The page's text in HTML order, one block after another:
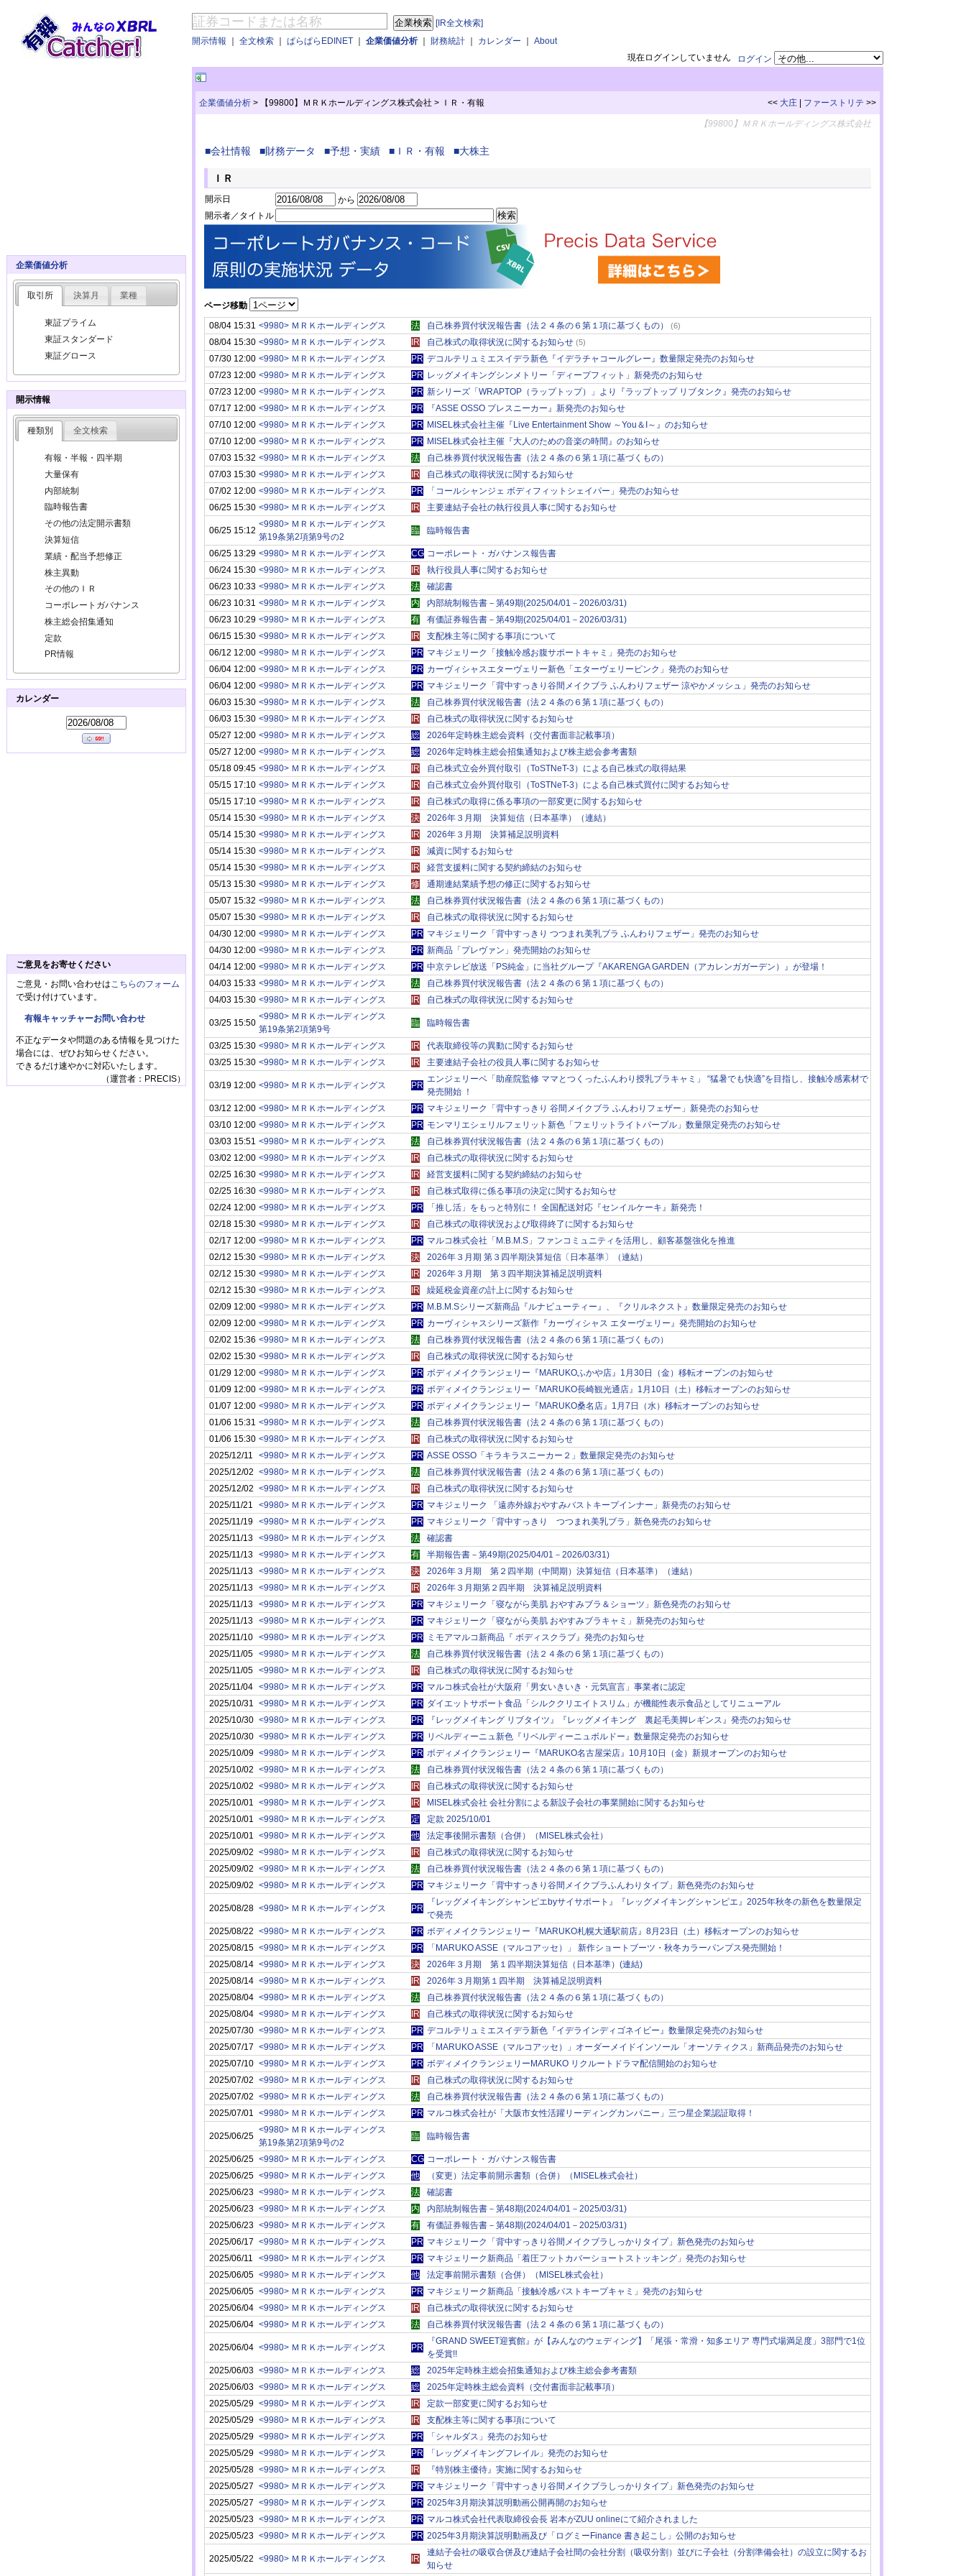
[IR全文検索]
開示情報 ｜ 全文検索 ｜ ぱらぱらEDINET ｜ 企業価値分析 ｜ 財務統計 ｜ カレンダー ｜ About
ログイン
現在ログインしていません
企業価値分析 > 【99800】ＭＲＫホールディングス株式会社 > ＩＲ・有報 << 大庄 ファーストリテ >>
【99800】ＭＲＫホールディングス株式会社
■会社情報 ■財務データ ■予想・実績 ■ＩＲ・有報 ■大株主
ＩＲ
開示日
から
開示者／タイトル
ページ移動
08/04 15:31 <9980> ＭＲＫホールディングス 法 自己株券買付状況報告書（法２４条の６第１項に基づくもの） (6)
08/04 15:30 <9980> ＭＲＫホールディングス IR 自己株式の取得状況に関するお知らせ (5)
07/30 12:00 <9980> ＭＲＫホールディングス PR デコルテリュミエスイデラ新色『イデラチャコールグレー』数量限定発売のお知らせ
07/23 12:00 <9980> ＭＲＫホールディングス PR レッグメイキングシンメトリー「ディープフィット」新発売のお知らせ
07/23 12:00 <9980> ＭＲＫホールディングス PR 新シリーズ「WRAPTOP（ラップトップ）」より『ラップトップ リブタンク』発売のお知らせ
07/17 12:00 <9980> ＭＲＫホールディングス PR
『ASSE OSSO プレスニーカー』新発売のお知らせ
07/10 12:00 <9980> ＭＲＫホールディングス PR MISEL株式会社主催『Live Entertainment Show ～You＆I～』のお知らせ
07/10 12:00 <9980> ＭＲＫホールディングス PR MISEL株式会社主催『大人のための音楽の時間』のお知らせ
07/03 15:32 <9980> ＭＲＫホールディングス 法
自己株券買付状況報告書（法２４条の６第１項に基づくもの）
07/03 15:30 <9980> ＭＲＫホールディングス IR
自己株式の取得状況に関するお知らせ
07/02 12:00 <9980> ＭＲＫホールディングス PR
「コールシャンジェ ボディフィットシェイパー」発売のお知らせ
06/25 15:30 <9980> ＭＲＫホールディングス IR 主要連結子会社の執行役員人事に関するお知らせ
06/25 15:12
<9980> ＭＲＫホールディングス
第19条第2項第9号の2
臨 臨時報告書
06/25 13:29 <9980> ＭＲＫホールディングス CG コーポレート・ガバナンス報告書
06/24 15:30 <9980> ＭＲＫホールディングス IR
執行役員人事に関するお知らせ
06/23 10:33 <9980> ＭＲＫホールディングス 法
確認書
06/23 10:31 <9980> ＭＲＫホールディングス 内
内部統制報告書－第49期(2025/04/01－2026/03/31)
06/23 10:29 <9980> ＭＲＫホールディングス 有
有価証券報告書－第49期(2025/04/01－2026/03/31)
06/15 15:30 <9980> ＭＲＫホールディングス IR
支配株主等に関する事項について
06/12 12:00 <9980> ＭＲＫホールディングス PR マキジェリーク「接触冷感お腹サポートキャミ」発売のお知らせ
06/04 12:00 <9980> ＭＲＫホールディングス PR カーヴィシャスエターヴェリー新色「エターヴェリーピンク」発売のお知らせ
06/04 12:00 <9980> ＭＲＫホールディングス PR マキジェリーク「背中すっきり谷間メイクブラ ふんわりフェザー 涼やかメッシュ」発売のお知らせ
06/03 15:30 <9980> ＭＲＫホールディングス 法
自己株券買付状況報告書（法２４条の６第１項に基づくもの）
06/03 15:30 <9980> ＭＲＫホールディングス IR
自己株式の取得状況に関するお知らせ
05/27 12:00 <9980> ＭＲＫホールディングス 総
2026年定時株主総会資料（交付書面非記載事項）
05/27 12:00 <9980> ＭＲＫホールディングス 総
2026年定時株主総会招集通知および株主総会参考書類
05/18 09:45 <9980> ＭＲＫホールディングス IR
自己株式立会外買付取引（ToSTNeT-3）による自己株式の取得結果
05/15 17:10 <9980> ＭＲＫホールディングス IR
自己株式立会外買付取引（ToSTNeT-3）による自己株式買付に関するお知らせ
05/15 17:10 <9980> ＭＲＫホールディングス IR
自己株式の取得に係る事項の一部変更に関するお知らせ
05/14 15:30 <9980> ＭＲＫホールディングス 決
2026年３月期 決算短信（日本基準）（連結）
05/14 15:30 <9980> ＭＲＫホールディングス IR
2026年３月期 決算補足説明資料
05/14 15:30 <9980> ＭＲＫホールディングス IR
減資に関するお知らせ
05/14 15:30 <9980> ＭＲＫホールディングス IR
経営支援料に関する契約締結のお知らせ
05/13 15:30 <9980> ＭＲＫホールディングス 修
通期連結業績予想の修正に関するお知らせ
05/07 15:32 <9980> ＭＲＫホールディングス 法
自己株券買付状況報告書（法２４条の６第１項に基づくもの）
05/07 15:30 <9980> ＭＲＫホールディングス IR
自己株式の取得状況に関するお知らせ
04/30 12:00 <9980> ＭＲＫホールディングス PR マキジェリーク「背中すっきり つつまれ美乳ブラ ふんわりフェザー」発売のお知らせ
04/30 12:00 <9980> ＭＲＫホールディングス PR 新商品「プレヴァン」発売開始のお知らせ
04/14 12:00 <9980> ＭＲＫホールディングス PR 中京テレビ放送「PS純金」に当社グループ『AKARENGA GARDEN（アカレンガガーデン）』が登場！
04/03 15:33 <9980> ＭＲＫホールディングス 法
自己株券買付状況報告書（法２４条の６第１項に基づくもの）
04/03 15:30 <9980> ＭＲＫホールディングス IR 自己株式の取得状況に関するお知らせ
03/25 15:50
<9980> ＭＲＫホールディングス
第19条第2項第9号
臨 臨時報告書
03/25 15:30 <9980> ＭＲＫホールディングス IR
代表取締役等の異動に関するお知らせ
03/25 15:30 <9980> ＭＲＫホールディングス IR 主要連結子会社の役員人事に関するお知らせ
03/19 12:00 <9980> ＭＲＫホールディングス PR
エンジェリーベ「助産院監修 ママとつくったふんわり授乳ブラキャミ」 “猛暑でも快適”を目指し、接触冷感素材で
発売開始 ！
03/12 12:00 <9980> ＭＲＫホールディングス PR マキジェリーク「背中すっきり 谷間メイクブラ ふんわりフェザー」新発売のお知らせ
03/10 12:00 <9980> ＭＲＫホールディングス PR モンマリエシェリルフェリット新色「フェリットライトパープル」数量限定発売のお知らせ
03/03 15:51 <9980> ＭＲＫホールディングス 法
自己株券買付状況報告書（法２４条の６第１項に基づくもの）
03/02 12:00 <9980> ＭＲＫホールディングス IR
自己株式の取得状況に関するお知らせ
02/25 16:30 <9980> ＭＲＫホールディングス IR
経営支援料に関する契約締結のお知らせ
02/25 16:30 <9980> ＭＲＫホールディングス IR
自己株式取得に係る事項の決定に関するお知らせ
02/24 12:00 <9980> ＭＲＫホールディングス PR
「推し活」をもっと特別に！ 全国配送対応『センイルケーキ』新発売！
02/18 15:30 <9980> ＭＲＫホールディングス IR
自己株式の取得状況および取得終了に関するお知らせ
02/17 12:00 <9980> ＭＲＫホールディングス PR マルコ株式会社「M.B.M.S」ファンコミュニティを活用し、顧客基盤強化を推進
02/12 15:30 <9980> ＭＲＫホールディングス 決
2026年３月期 第３四半期決算短信〔日本基準〕（連結）
02/12 15:30 <9980> ＭＲＫホールディングス IR
2026年３月期 第３四半期決算補足説明資料
02/12 15:30 <9980> ＭＲＫホールディングス IR
繰延税金資産の計上に関するお知らせ
02/09 12:00 <9980> ＭＲＫホールディングス PR M.B.M.Sシリーズ新商品『ルナビューティー』、『クリルネクスト』数量限定発売のお知らせ
02/09 12:00 <9980> ＭＲＫホールディングス PR カーヴィシャスシリーズ新作『カーヴィシャス エターヴェリー』発売開始のお知らせ
02/02 15:36 <9980> ＭＲＫホールディングス 法
自己株券買付状況報告書（法２４条の６第１項に基づくもの）
02/02 15:30 <9980> ＭＲＫホールディングス IR
自己株式の取得状況に関するお知らせ
01/29 12:00 <9980> ＭＲＫホールディングス PR ボディメイクランジェリー『MARUKOふかや店』1月30日（金）移転オープンのお知らせ
01/09 12:00 <9980> ＭＲＫホールディングス PR ボディメイクランジェリー『MARUKO長崎観光通店』1月10日（土）移転オープンのお知らせ
01/07 12:00 <9980> ＭＲＫホールディングス PR ボディメイクランジェリー『MARUKO桑名店』1月7日（水）移転オープンのお知らせ
01/06 15:31 <9980> ＭＲＫホールディングス 法
自己株券買付状況報告書（法２４条の６第１項に基づくもの）
01/06 15:30 <9980> ＭＲＫホールディングス IR
自己株式の取得状況に関するお知らせ
2025/12/11
<9980> ＭＲＫホールディングス PR ASSE OSSO「キラキラスニーカー２」数量限定発売のお知らせ
2025/12/02 <9980> ＭＲＫホールディングス 法
自己株券買付状況報告書（法２４条の６第１項に基づくもの）
2025/12/02 <9980> ＭＲＫホールディングス IR
自己株式の取得状況に関するお知らせ
2025/11/21
<9980> ＭＲＫホールディングス PR マキジェリーク 「遠赤外線おやすみバストキープインナー」新発売のお知らせ
2025/11/19 <9980> ＭＲＫホールディングス PR マキジェリーク「背中すっきり つつまれ美乳ブラ」新色発売のお知らせ
2025/11/13 <9980> ＭＲＫホールディングス 法
確認書
2025/11/13 <9980> ＭＲＫホールディングス 有
半期報告書－第49期(2025/04/01－2026/03/31)
2025/11/13 <9980> ＭＲＫホールディングス 決
2026年３月期 第２四半期（中間期）決算短信（日本基準）（連結）
2025/11/13 <9980> ＭＲＫホールディングス IR
2026年３月期第２四半期 決算補足説明資料
2025/11/13 <9980> ＭＲＫホールディングス PR マキジェリーク「寝ながら美肌 おやすみブラ＆ショーツ」新色発売のお知らせ
2025/11/13 <9980> ＭＲＫホールディングス PR マキジェリーク「寝ながら美肌 おやすみブラキャミ」新発売のお知らせ
2025/11/10 <9980> ＭＲＫホールディングス PR
ミモアマルコ新商品『 ボディスクラブ』発売のお知らせ
2025/11/05 <9980> ＭＲＫホールディングス 法
自己株券買付状況報告書（法２４条の６第１項に基づくもの）
2025/11/05 <9980> ＭＲＫホールディングス IR
自己株式の取得状況に関するお知らせ
2025/11/04 <9980> ＭＲＫホールディングス PR マルコ株式会社が大阪府「男女いきいき・元気宣言」事業者に認定
2025/10/31
<9980> ＭＲＫホールディングス PR ダイエットサポート食品「シルククリエイトスリム」が機能性表示食品としてリニューアル
2025/10/30 <9980> ＭＲＫホールディングス PR
『レッグメイキング リブタイツ』『レッグメイキング 裏起毛美脚レギンス』発売のお知らせ
2025/10/30 <9980> ＭＲＫホールディングス PR リベルディーニュ新色『リベルディーニュボルドー』数量限定発売のお知らせ
2025/10/09 <9980> ＭＲＫホールディングス PR ボディメイクランジェリー『MARUKO名古屋栄店』10月10日（金）新規オープンのお知らせ
2025/10/02 <9980> ＭＲＫホールディングス 法
自己株券買付状況報告書（法２４条の６第１項に基づくもの）
2025/10/02 <9980> ＭＲＫホールディングス IR
自己株式の取得状況に関するお知らせ
2025/10/01
<9980> ＭＲＫホールディングス IR
MISEL株式会社 会社分割による新設子会社の事業開始に関するお知らせ
2025/10/01
<9980> ＭＲＫホールディングス 定
定款 2025/10/01
2025/10/01
<9980> ＭＲＫホールディングス 他
法定事後開示書類（合併）（MISEL株式会社）
2025/09/02 <9980> ＭＲＫホールディングス IR
自己株式の取得状況に関するお知らせ
2025/09/02 <9980> ＭＲＫホールディングス 法
自己株券買付状況報告書（法２４条の６第１項に基づくもの）
2025/09/02 <9980> ＭＲＫホールディングス PR マキジェリーク「背中すっきり谷間メイクブラふんわりタイプ」新色発売のお知らせ
2025/08/28 <9980> ＭＲＫホールディングス PR
『レッグメイキングシャンピエbyサイサポート』『レッグメイキングシャンピエ』2025年秋冬の新色を数量限定
で発売
2025/08/22 <9980> ＭＲＫホールディングス PR ボディメイクランジェリー『MARUKO札幌大通駅前店』8月23日（土）移転オープンのお知らせ
2025/08/15 <9980> ＭＲＫホールディングス PR
「MARUKO ASSE（マルコアッセ）」 新作ショートブーツ・秋冬カラーパンプス発売開始！
2025/08/14 <9980> ＭＲＫホールディングス 決
2026年３月期 第１四半期決算短信（日本基準）(連結)
2025/08/14 <9980> ＭＲＫホールディングス IR
2026年３月期第１四半期 決算補足説明資料
2025/08/04 <9980> ＭＲＫホールディングス 法
自己株券買付状況報告書（法２４条の６第１項に基づくもの）
2025/08/04 <9980> ＭＲＫホールディングス IR
自己株式の取得状況に関するお知らせ
2025/07/30 <9980> ＭＲＫホールディングス PR デコルテリュミエスイデラ新色『イデラインディゴネイビー』数量限定発売のお知らせ
2025/07/17 <9980> ＭＲＫホールディングス PR
「MARUKO ASSE（マルコアッセ）」オーダーメイドインソール「オーソティクス」新商品発売のお知らせ
2025/07/10 <9980> ＭＲＫホールディングス PR ボディメイクランジェリーMARUKO リクルートドラマ配信開始のお知らせ
2025/07/02 <9980> ＭＲＫホールディングス IR
自己株式の取得状況に関するお知らせ
2025/07/02 <9980> ＭＲＫホールディングス 法
自己株券買付状況報告書（法２４条の６第１項に基づくもの）
2025/07/01
<9980> ＭＲＫホールディングス PR マルコ株式会社が「大阪市女性活躍リーディングカンパニー」三つ星企業認証取得！
2025/06/25
<9980> ＭＲＫホールディングス
第19条第2項第9号の2
臨 臨時報告書
2025/06/25 <9980> ＭＲＫホールディングス CG コーポレート・ガバナンス報告書
2025/06/25 <9980> ＭＲＫホールディングス 他
（変更）法定事前開示書類（合併）（MISEL株式会社）
2025/06/23 <9980> ＭＲＫホールディングス 法
確認書
2025/06/23 <9980> ＭＲＫホールディングス 内
内部統制報告書－第48期(2024/04/01－2025/03/31)
2025/06/23 <9980> ＭＲＫホールディングス 有
有価証券報告書－第48期(2024/04/01－2025/03/31)
2025/06/17 <9980> ＭＲＫホールディングス PR マキジェリーク「背中すっきり谷間メイクブラしっかりタイプ」新色発売のお知らせ
2025/06/11
<9980> ＭＲＫホールディングス PR マキジェリーク新商品「着圧フットカバーショートストッキング」発売のお知らせ
2025/06/05 <9980> ＭＲＫホールディングス 他
法定事前開示書類（合併）（MISEL株式会社）
2025/06/05 <9980> ＭＲＫホールディングス PR マキジェリーク新商品「接触冷感バストキープキャミ」発売のお知らせ
2025/06/04 <9980> ＭＲＫホールディングス IR
自己株式の取得状況に関するお知らせ
2025/06/04 <9980> ＭＲＫホールディングス 法 自己株券買付状況報告書（法２４条の６第１項に基づくもの）
2025/06/04 <9980> ＭＲＫホールディングス PR
『GRAND SWEET迎賓館』が【みんなのウェディング】「尾張・常滑・知多エリア 専門式場満足度」3部門で1位
を受賞!!
2025/06/03 <9980> ＭＲＫホールディングス 総
2025年定時株主総会招集通知および株主総会参考書類
2025/06/03 <9980> ＭＲＫホールディングス 総
2025年定時株主総会資料（交付書面非記載事項）
2025/05/29 <9980> ＭＲＫホールディングス IR
定款一部変更に関するお知らせ
2025/05/29 <9980> ＭＲＫホールディングス IR
支配株主等に関する事項について
2025/05/29 <9980> ＭＲＫホールディングス PR
「シャルダス」発売のお知らせ
2025/05/29 <9980> ＭＲＫホールディングス PR
「レッグメイキングフレイル」発売のお知らせ
2025/05/28 <9980> ＭＲＫホールディングス IR
『特別株主優待』実施に関するお知らせ
2025/05/27 <9980> ＭＲＫホールディングス PR マキジェリーク「背中すっきり谷間メイクブラしっかりタイプ」新色発売のお知らせ
2025/05/27 <9980> ＭＲＫホールディングス PR 2025年3月期決算説明動画公開再開のお知らせ
2025/05/23 <9980> ＭＲＫホールディングス PR マルコ株式会社代表取締役会長 岩本がZUU onlineにて紹介されました
2025/05/23 <9980> ＭＲＫホールディングス PR 2025年3月期決算説明動画及び「ログミーFinance 書き起こし」公開のお知らせ
2025/05/22 <9980> ＭＲＫホールディングス IR
連結子会社の吸収合併及び連結子会社間の会社分割（吸収分割）並びに子会社（分割準備会社）の設立に関するお
知らせ
企業価値分析
取引所 決算月 業種
東証プライム
東証スタンダード
東証グロース
開示情報
種類別 全文検索
有報・半報・四半期
大量保有
内部統制
臨時報告書
その他の法定開示書類
決算短信
業績・配当予想修正
株主異動
その他のＩＲ
コーポレートガバナンス
株主総会招集通知
定款
PR情報
カレンダー
ご意見をお寄せください
ご意見・お問い合わせは こちらのフォーム
で受け付けています。
有報キャッチャーお問い合わせ
不正なデータや問題のある情報を見つけた
場合には、ぜひお知らせください。
できるだけ速やかに対応いたします。
（運営者：PRECIS）